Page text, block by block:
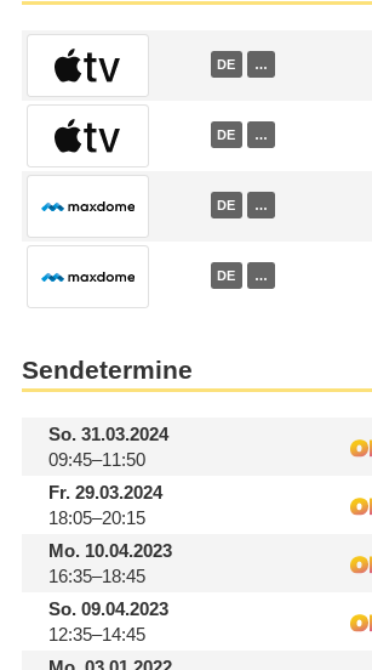
DE …
DE …
DE …
DE …
Sendetermine
So.31.03.2024
09:45–11:50
Fr.29.03.2024
18:05–20:15
Mo.10.04.2023
16:35–18:45
So.09.04.2023
12:35–14:45